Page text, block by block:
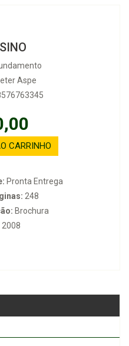
Aspe
CARRINHO
Pronta Entrega
248
Brochura
2008